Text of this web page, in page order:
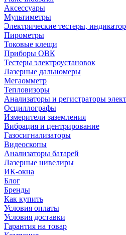
Аксессуары
Мультиметры
Электрические тестеры,
Пирометры
Токовые клещи
Приборы ОВК
Тестеры электроустановок
Лазерные дальномеры
Мегаомметр
Тепловизоры
Анализаторы и регистраторы
Осциллографы
Измерители заземления
Вибрация и центрирование
Газосигнализаторы
Видеоскопы
Анализаторы батарей
Лазерные нивелиры
ИК-окна
Блог
Бренды
Как купить
Условия оплаты
Условия доставки
Гарантия на товар